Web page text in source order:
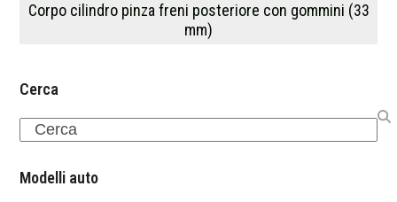
Corpo cilindro pinza freni posteriore con gommini (33
mm)
Cerca
Search
Modelli auto